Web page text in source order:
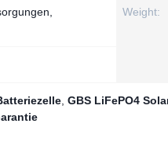
Weight:
GBS LiFePO4